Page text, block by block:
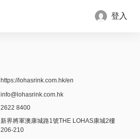
登入
https://lohasrink.com.hk/en
info@lohasrink.com.hk
2622 8400
新界將軍澳康城路1號THE LOHAS康城2樓
206-210